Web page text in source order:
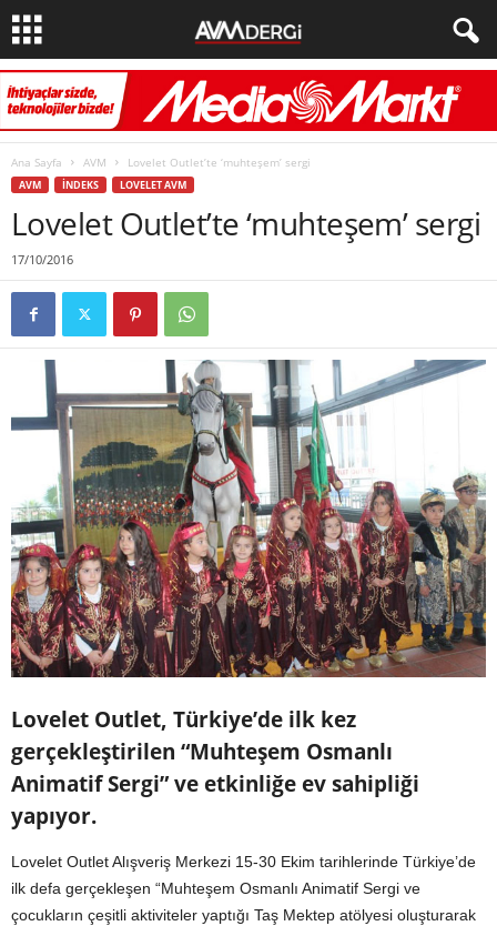
Ana Sayfa AVM Lovelet Outlet’te ‘muhteşem’ sergi
AVM İNDEKS LOVELET AVM
Lovelet Outlet’te ‘muhteşem’ sergi
17/10/2016
Lovelet Outlet, Türkiye’de ilk kez
gerçekleştirilen “Muhteşem Osmanlı
Animatif Sergi” ve etkinliğe ev sahipliği
yapıyor.
Lovelet Outlet Alışveriş Merkezi 15-30 Ekim tarihlerinde Türkiye’de
ilk defa gerçekleşen “Muhteşem Osmanlı Animatif Sergi ve
çocukların çeşitli aktiviteler yaptığı Taş Mektep atölyesi oluşturarak